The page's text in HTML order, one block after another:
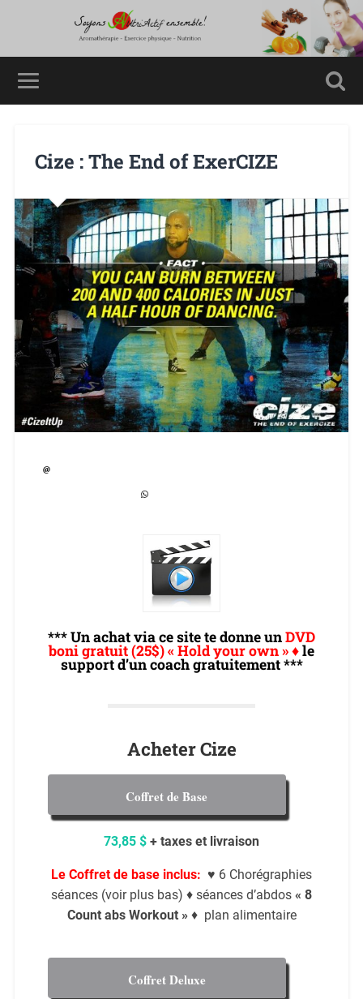
Cize : The End of ExerCIZE
*** Un achat via ce site te donne unDVD
boni gratuit (25$) « Hold your own » ♦le
support d’un coachgratuitement ***
Acheter Cize
Coffret de Base
73,85 $ + taxes et livraison
Le Coffret de base inclus: ♥ 6 Chorégraphies
séances (voir plus bas) ♦ séances d’abdos « 8
Count abs Workout »♦ plan alimentaire
Coffret Deluxe